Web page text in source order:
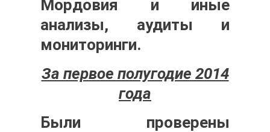
Мордовия и иные
анализы, аудиты и
мониторинги.
За первое полугодие 2014
года
Были проверены